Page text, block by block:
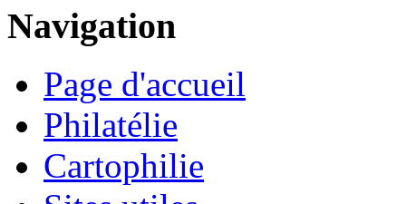
Navigation
Page d'accueil
Philatélie
Cartophilie